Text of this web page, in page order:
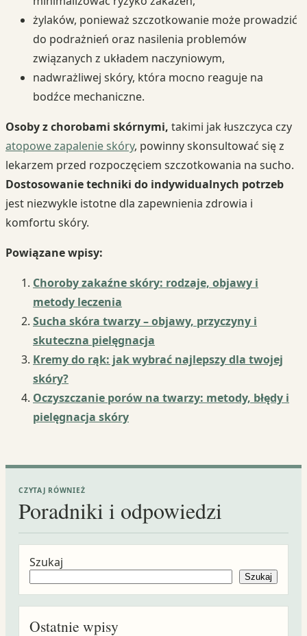
żylaków, ponieważ szczotkowanie może prowadzić
do podrażnień oraz nasilenia problemów
związanych z układem naczyniowym,
nadwrażliwej skóry, która mocno reaguje na
bodźce mechaniczne.
Osoby z chorobami skórnymi, takimi jak łuszczyca czy
atopowe zapalenie skóry, powinny skonsultować się z
lekarzem przed rozpoczęciem szczotkowania na sucho.
Dostosowanie techniki do indywidualnych potrzeb
jest niezwykle istotne dla zapewnienia zdrowia i
komfortu skóry.
Powiązane wpisy:
Choroby zakaźne skóry: rodzaje, objawy i
metody leczenia
Sucha skóra twarzy – objawy, przyczyny i
skuteczna pielęgnacja
Kremy do rąk: jak wybrać najlepszy dla twojej
skóry?
Oczyszczanie porów na twarzy: metody, błędy i
pielęgnacja skóry
CZYTAJ RÓWNIEŻ
Poradniki i odpowiedzi
Szukaj
Szukaj
Ostatnie wpisy